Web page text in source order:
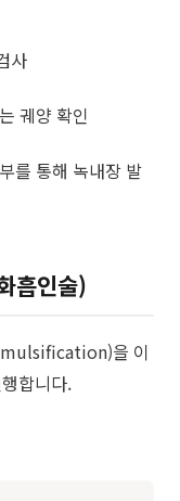
사
궤양 확인
를 통해 녹내장 발
흡인술)
을 이
합니다.